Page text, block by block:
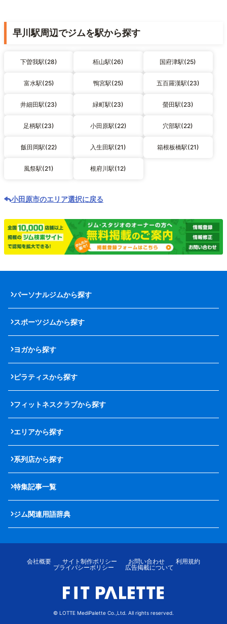
早川駅周辺でジムを駅から探す
下曽我駅(28) 栢山駅(26) 国府津駅(25)
富水駅(25) 鴨宮駅(25) 五百羅漢駅(23)
井細田駅(23) 緑町駅(23) 螢田駅(23)
足柄駅(23) 小田原駅(22) 穴部駅(22)
飯田岡駅(22) 入生田駅(21) 箱根板橋駅(21)
風祭駅(21) 根府川駅(12)
小田原市のエリア選択に戻る
パーソナルジムから探す
スポーツジムから探す
ヨガから探す
ピラティスから探す
フィットネスクラブから探す
エリアから探す
系列店から探す
特集記事一覧
ジム関連用語辞典
会社概要 サイト制作ポリシー お問い合わせ
利用規約
プライバシーポリシー
広告掲載について
© LOTTE MediPalette Co.,Ltd. All rights reserved.